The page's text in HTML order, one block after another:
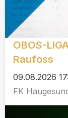
OBOS-
Raufoss
09.08.2026
FK